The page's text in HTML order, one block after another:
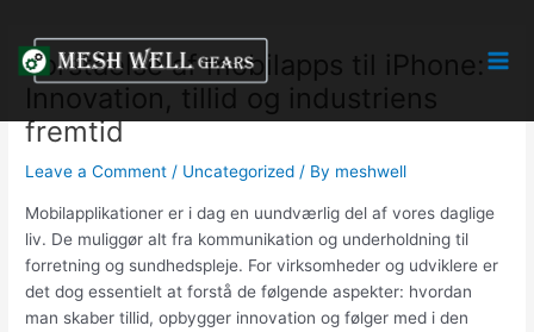
content
Forståelse af mobilapps til iPhone:
Innovation, tillid og industriens
fremtid
Leave a Comment / Uncategorized / By meshwell
Mobilapplikationer er i dag en uundværlig del af vores daglige
liv. De muliggør alt fra kommunikation og underholdning til
forretning og sundhedspleje. For virksomheder og udviklere er
det dog essentielt at forstå de følgende aspekter: hvordan
man skaber tillid, opbygger innovation og følger med i den
navigation